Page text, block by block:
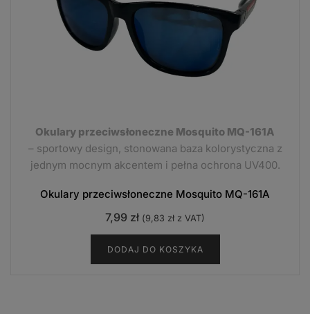
Okulary przeciwsłoneczne Mosquito MQ-161A
– sportowy design, stonowana baza kolorystyczna z
jednym mocnym akcentem i pełna ochrona UV400.
Okulary przeciwsłoneczne Mosquito MQ-161A
7,99 zł (9,83 zł z VAT)
DODAJ DO KOSZYKA